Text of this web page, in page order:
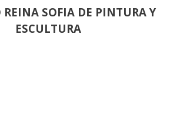
REINA SOFIA DE PINTURA Y
ESCULTURA